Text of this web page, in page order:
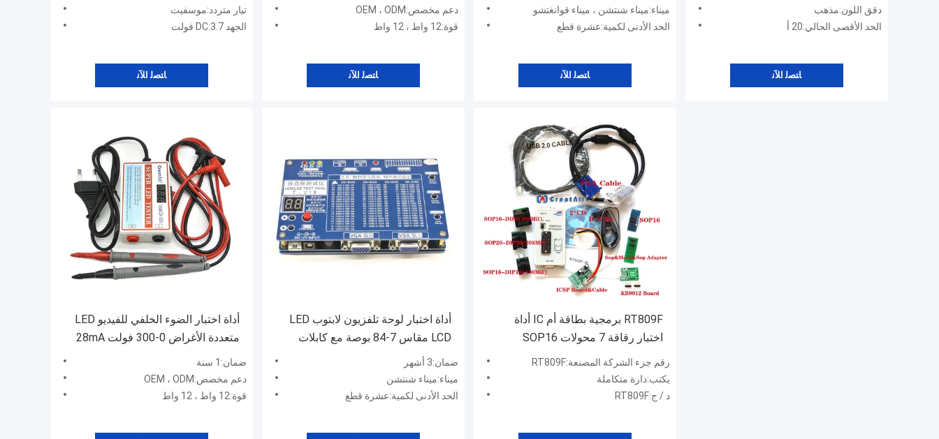
تيار متردد:موسفيت
الجهد DC:3.7 فولت
ﺎﺘﺼﻟ ﺍﻶﻧ
دعم مخصص:OEM ، ODM
قوة:12 واط ، 12 واط
ﺎﺘﺼﻟ ﺍﻶﻧ
ميناء:ميناء شنتشن ، ميناء قوانغتشو
الحد الأدنى لكمية:عشرة قطع
ﺎﺘﺼﻟ ﺍﻶﻧ
دقق اللون:مذهب
الحد الأقصى الحالي:20 أ
ﺎﺘﺼﻟ ﺍﻶﻧ
أداة اختبار الضوء الخلفي للفيديو LED
متعددة الأغراض 0-300 فولت 28mA
سلك الطاقة الأوروبي الأمريكيضمان:1 سنة
دعم مخصص:OEM ، ODM
قوة:12 واط ، 12 واط
أداة اختبار لوحة تلفزيون لابتوب LED
LCD مقاس 7-84 بوصة مع كابلات
واجهة LVDS ودعم العاكسضمان:3 أشهر
ميناء:ميناء شنتشن
الحد الأدنى لكمية:عشرة قطع
RT809F برمجية بطاقة أم IC أداة
اختبار رقاقة 7 محولات SOP16
SOP20
رقم جزء الشركة المصنعة:RT809F
يكتب:دارة متكاملة
د / ج:RT809F